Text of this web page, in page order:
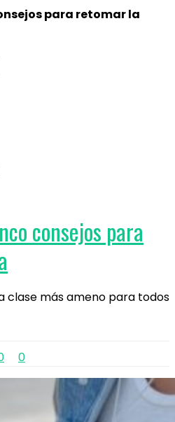
para retomar la
consejos para
clase más ameno para todos
0